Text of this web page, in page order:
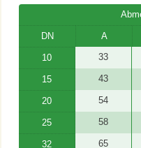
DN A
10 33
15 43
20 54
25 58
32 65